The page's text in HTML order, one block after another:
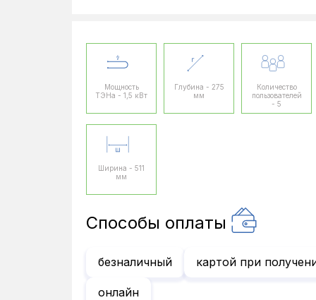
Мощность
ТЭНа - 1,5 кВт
Глубина - 275
мм
Количество
пользователей
- 5
Ширина - 511
мм
Способы оплаты
безналичный картой при
онлайн